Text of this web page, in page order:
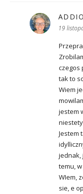
19
czegos
tak to
Wiem
jestem
Jestem
jednak,
temu,
WIem,
sie, e